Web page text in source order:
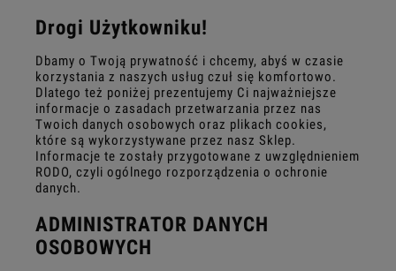
Drogi Użytkowniku!
Dbamy o Twoją prywatność i chcemy, abyś w czasie
korzystania z naszych usług czuł się komfortowo.
Dlatego też poniżej prezentujemy Ci najważniejsze
informacje o zasadach przetwarzania przez nas
Twoich danych osobowych oraz plikach cookies,
które są wykorzystywane przez nasz Sklep.
Informacje te zostały przygotowane z uwzględnieniem
RODO, czyli ogólnego rozporządzenia o ochronie
danych.
ADMINISTRATOR DANYCH
OSOBOWYCH